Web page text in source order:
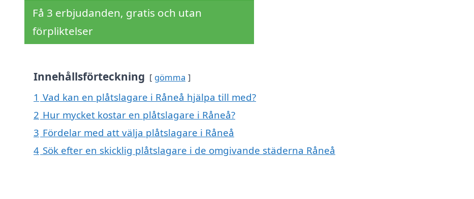
Få 3 erbjudanden, gratis och utan
förpliktelser
Innehållsförteckning gömma
1 Vad kan en plåtslagare i Råneå hjälpa till med?
2 Hur mycket kostar en plåtslagare i Råneå?
3 Fördelar med att välja plåtslagare i Råneå
4 Sök efter en skicklig plåtslagare i de omgivande städerna Råneå